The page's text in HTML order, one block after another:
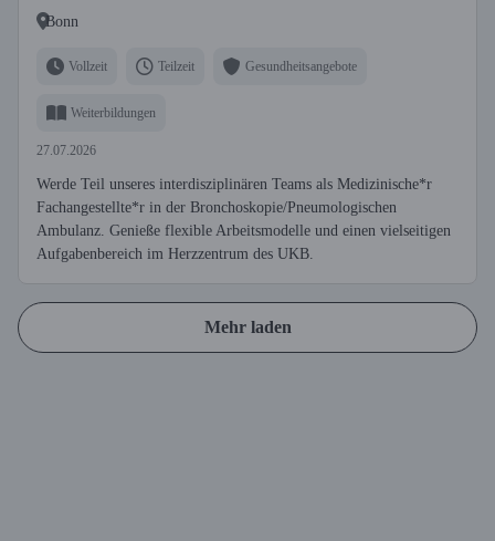
Bonn
Vollzeit Teilzeit Gesundheitsangebote
Weiterbildungen
27.07.2026
Werde Teil unseres interdisziplinären Teams als Medizinische*r
Fachangestellte*r in der Bronchoskopie/Pneumologischen
Ambulanz. Genieße flexible Arbeitsmodelle und einen vielseitigen
Aufgabenbereich im Herzzentrum des UKB.
Mehr laden